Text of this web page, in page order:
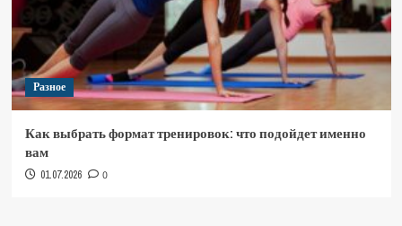
Разное
Как выбрать формат тренировок: что подойдет именно
вам
01.07.2026 0